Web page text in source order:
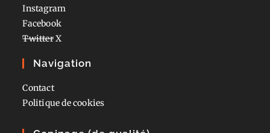
Instagram
Facebook
TwitterX
Navigation
Contact
Politique de cookies